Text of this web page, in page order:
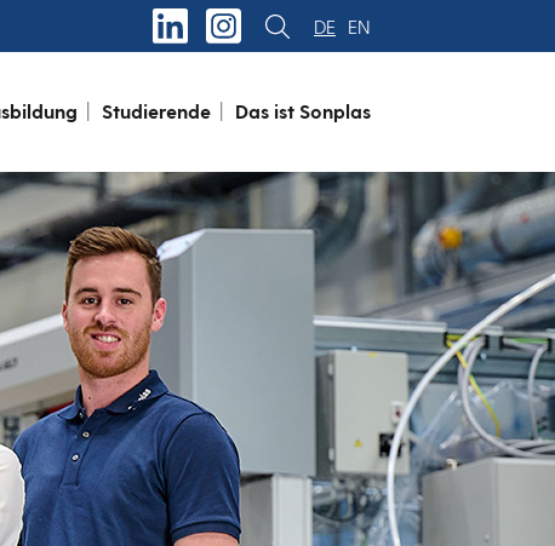
EN
DE
Studierende Das ist Sonplas